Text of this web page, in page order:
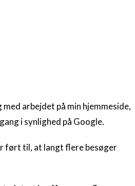
arbejdet på min hjemmeside,
i synlighed på Google.
ført til, at langt flere besøger